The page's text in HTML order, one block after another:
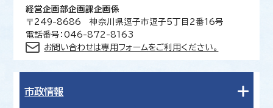
経営企画部企画課企画係
〒249-8686 神奈川県逗子市逗子5丁目2番16号
電話番号：046-872-8163
お問い合わせは専用フォームをご利用ください。
市政情報